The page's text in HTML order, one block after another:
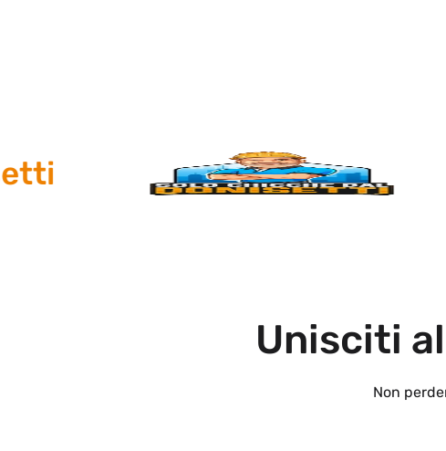
Unisciti
Non